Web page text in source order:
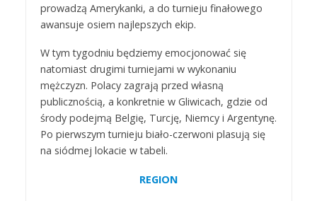
prowadzą Amerykanki, a do turnieju finałowego
awansuje osiem najlepszych ekip.
W tym tygodniu będziemy emocjonować się
natomiast drugimi turniejami w wykonaniu
mężczyzn. Polacy zagrają przed własną
publicznością, a konkretnie w Gliwicach, gdzie od
środy podejmą Belgię, Turcję, Niemcy i Argentynę.
Po pierwszym turnieju biało-czerwoni plasują się
na siódmej lokacie w tabeli.
REGION